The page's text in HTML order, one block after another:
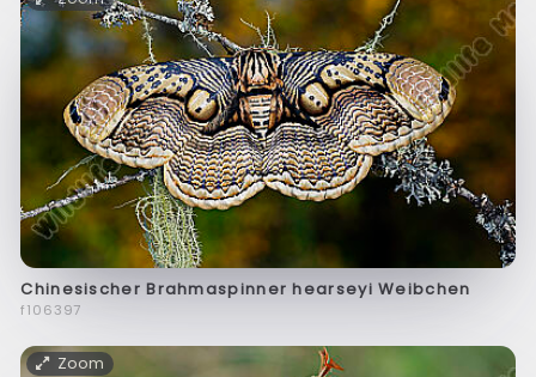
Chinesischer Brahmaspinner hearseyi Weibchen
f106397
Zoom